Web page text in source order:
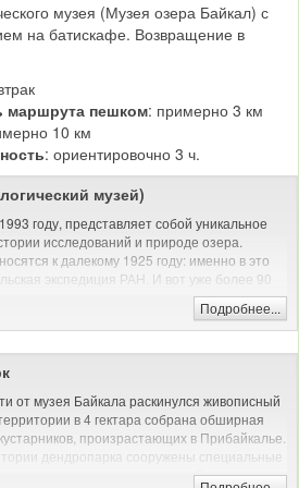
музея (Музея озера Байкал) с
на батискафе. Возвращение в
маршрута пешком: примерно 3 км
10 км
: ориентировочно 3 ч.
музей)
году, представляет собой уникальное
исследований и природе озера.
к далекому 1925 году: именно в это
экспедиция РАН. И вот уже более 90
различными материалами,
Байкала, а также с предметами культуры
деятельное участие в различных
том числе международных, целью которых
озера и сохранение его экосистемы.
популяризируют новейшие знания о
экологического туризма в регионе.
Подробнее...
от музея Байкала раскинулся живописный
в 4 гектара собрана обширная
произрастающих в Прибайкалье.
дендропарка сооружены специальные
приподнятые над землей, имеются